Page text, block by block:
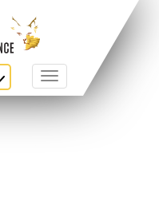
Toggle navigation